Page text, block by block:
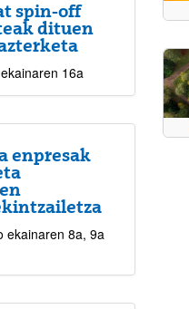
spin-off
dituen
16a
enpresak
ekainaren 8a, 9a